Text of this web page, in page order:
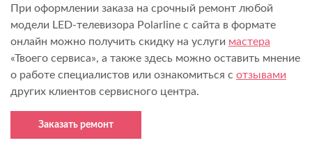
При оформлении заказа на срочный ремонт любой
модели LED-телевизора Polarline с сайта в формате
онлайн можно получить скидку на услуги мастера
«Твоего сервиса», а также здесь можно оставить мнение
о работе специалистов или ознакомиться с отзывами
других клиентов сервисного центра.
Заказать ремонт